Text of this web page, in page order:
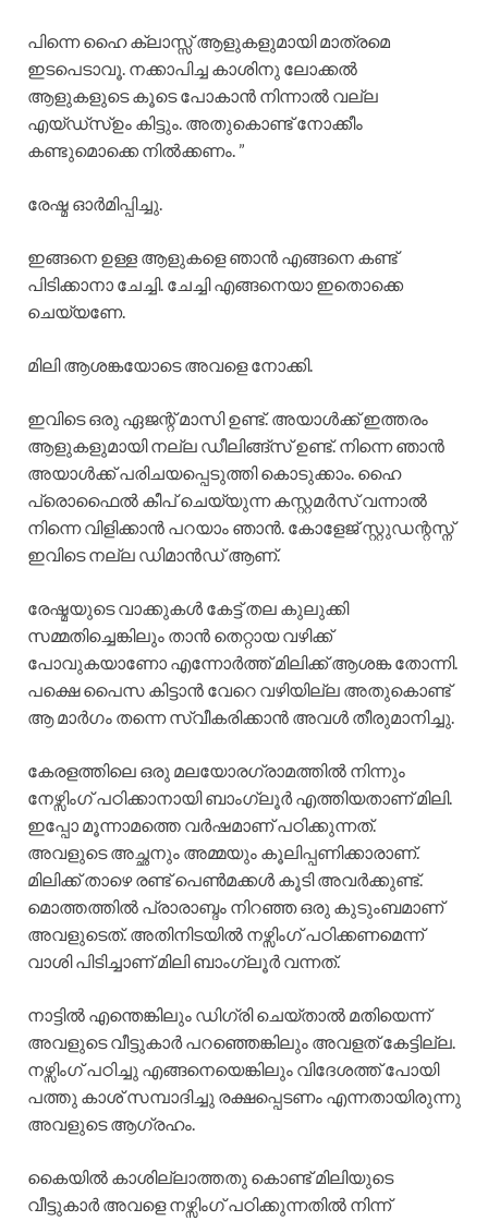
പിന്നെ ഹൈ ക്ലാസ്സ്‌ ആളുകളുമായി മാത്രമെ
ഇടപെടാവൂ. നക്കാപിച്ച കാശിനു ലോക്കൽ
ആളുകളുടെ കൂടെ പോകാൻ നിന്നാൽ വല്ല
എയ്ഡ്‌സ്ഉം കിട്ടും. അതുകൊണ്ട് നോക്കീം
കണ്ടുമൊക്കെ നിൽക്കണം. ”
രേഷ്മ ഓർമിപ്പിച്ചു.
ഇങ്ങനെ ഉള്ള ആളുകളെ ഞാൻ എങ്ങനെ കണ്ട്
പിടിക്കാനാ ചേച്ചി. ചേച്ചി എങ്ങനെയാ ഇതൊക്കെ
ചെയ്യണേ.
മിലി ആശങ്കയോടെ അവളെ നോക്കി.
ഇവിടെ ഒരു ഏജന്റ് മാസി ഉണ്ട്. അയാൾക്ക് ഇത്തരം
ആളുകളുമായി നല്ല ഡീലിങ്ങ്സ് ഉണ്ട്. നിന്നെ ഞാൻ
അയാൾക്ക് പരിചയപ്പെടുത്തി കൊടുക്കാം. ഹൈ
പ്രൊഫൈൽ കീപ് ചെയ്യുന്ന കസ്റ്റമർസ് വന്നാൽ
നിന്നെ വിളിക്കാൻ പറയാം ഞാൻ. കോളേജ് സ്റ്റുഡന്റസ്ന്
ഇവിടെ നല്ല ഡിമാൻഡ് ആണ്.
രേഷ്മയുടെ വാക്കുകൾ കേട്ട് തല കുലുക്കി
സമ്മതിച്ചെങ്കിലും താൻ തെറ്റായ വഴിക്ക്
പോവുകയാണോ എന്നോർത്ത് മിലിക്ക് ആശങ്ക തോന്നി.
പക്ഷെ പൈസ കിട്ടാൻ വേറെ വഴിയില്ല അതുകൊണ്ട്
ആ മാർഗം തന്നെ സ്വീകരിക്കാൻ അവൾ തീരുമാനിച്ചു.
കേരളത്തിലെ ഒരു മലയോരഗ്രാമത്തിൽ നിന്നും
നേഴ്സിംഗ് പഠിക്കാനായി ബാംഗ്ലൂർ എത്തിയതാണ് മിലി.
ഇപ്പോ മൂന്നാമത്തെ വർഷമാണ് പഠിക്കുന്നത്.
അവളുടെ അച്ഛനും അമ്മയും കൂലിപ്പണിക്കാരാണ്.
മിലിക്ക് താഴെ രണ്ട് പെൺമക്കൾ കൂടി അവർക്കുണ്ട്.
മൊത്തത്തിൽ പ്രാരാബ്ദം നിറഞ്ഞ ഒരു കുടുംബമാണ്
അവളുടെത്. അതിനിടയിൽ നഴ്സിംഗ് പഠിക്കണമെന്ന്
വാശി പിടിച്ചാണ് മിലി ബാംഗ്ലൂർ വന്നത്.
നാട്ടിൽ എന്തെങ്കിലും ഡിഗ്രി ചെയ്താൽ മതിയെന്ന്
അവളുടെ വീട്ടുകാർ പറഞ്ഞെങ്കിലും അവളത് കേട്ടില്ല.
നഴ്സിംഗ് പഠിച്ചു എങ്ങനെയെങ്കിലും വിദേശത്ത് പോയി
പത്തു കാശ് സമ്പാദിച്ചു രക്ഷപ്പെടണം എന്നതായിരുന്നു
അവളുടെ ആഗ്രഹം.
കൈയിൽ കാശില്ലാത്തതു കൊണ്ട് മിലിയുടെ
വീട്ടുകാർ അവളെ നഴ്സിംഗ് പഠിക്കുന്നതിൽ നിന്ന്